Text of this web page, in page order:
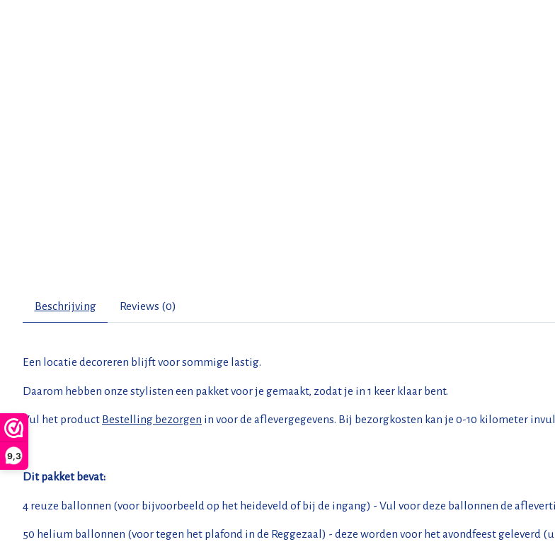
9,3
Beschrijving Reviews (0)
Een locatie decoreren blijft voor sommige lastig.
Daarom hebben onze stylisten een pakket voor je gemaakt, zodat je in 1 keer klaar bent.
Vul het product Bestelling bezorgen in voor de aflevergegevens. Bij bezorgkosten kan je 0-10 kilometer
Dit pakket bevat:
4 reuze ballonnen (voor bijvoorbeeld op het heideveld of bij de ingang) - Vul voor deze ballonnen de
50 helium ballonnen (voor tegen het plafond in de Reggezaal) - deze worden voor het avondfeest geleverd